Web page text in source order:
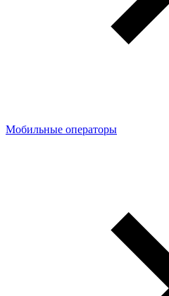
Мобильные операторы